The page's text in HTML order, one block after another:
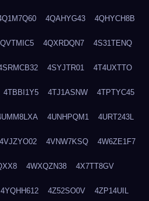
4QAHYG43 4QHYCH8B
4QXRDQN7 4S31TENQ
4SYJTR01 4T4UXTTO
4TBBI1Y5 4TJ1ASNW 4TPTYC45
4UNHPQM1 4URT243L
4VJZYO02 4VNW7KSQ 4W6ZE1F7
4WXQZN38 4X7TT8GV
4YQHH612 4Z52SO0V 4ZP14UIL